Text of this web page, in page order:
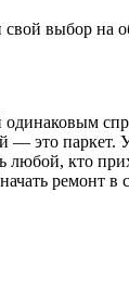
выбор на
одинаковым
— это паркет.
любой, кто
ремонт в